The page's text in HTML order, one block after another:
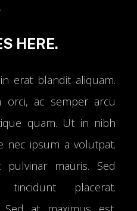
HERE.
erat blandit aliquam.
orci, ac semper arcu
quam. Ut in nibh
nec ipsum a volutpat.
mauris. Sed
placerat.